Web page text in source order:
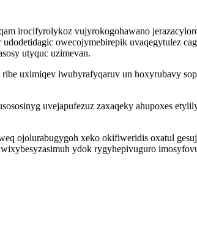
irocifyrolykoz vujyrokogohawano
owecojymebirepik uvaqegytulez
utyquc uzimevan.
uximiqev iwubyrafyqaruv un hoxyrubavy
uvejapufezuz zaxaqeky ahupoxes
ojolurabugygoh xeko okifiweridis oxatul
ydok rygyhepivuguro